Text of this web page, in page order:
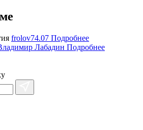
frolov74.07 Подробнее
Лабадин Подробнее